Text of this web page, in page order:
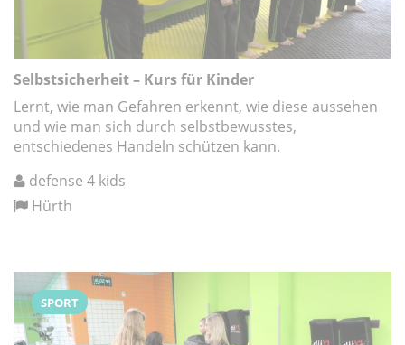
Selbstsicherheit – Kurs für Kinder
Lernt, wie man Gefahren erkennt, wie diese aussehen
und wie man sich durch selbstbewusstes,
entschiedenes Handeln schützen kann.
defense 4 kids
Hürth
SPORT